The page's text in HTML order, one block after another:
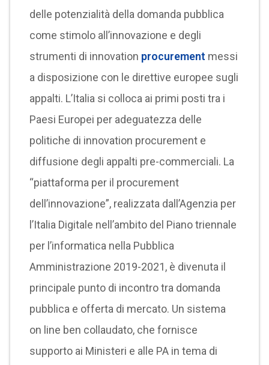
delle potenzialità della domanda pubblica
come stimolo all’innovazione e degli
strumenti di innovation procurement messi
a disposizione con le direttive europee sugli
appalti. L’Italia si colloca ai primi posti tra i
Paesi Europei per adeguatezza delle
politiche di innovation procurement e
diffusione degli appalti pre-commerciali. La
“piattaforma per il procurement
dell’innovazione”, realizzata dall’Agenzia per
l’Italia Digitale nell’ambito del Piano triennale
per l’informatica nella Pubblica
Amministrazione 2019-2021, è divenuta il
principale punto di incontro tra domanda
pubblica e offerta di mercato. Un sistema
on line ben collaudato, che fornisce
supporto ai Ministeri e alle PA in tema di